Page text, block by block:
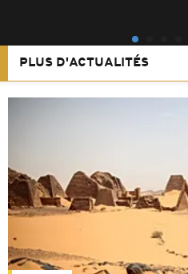
PLUS D'ACTUALITÉS